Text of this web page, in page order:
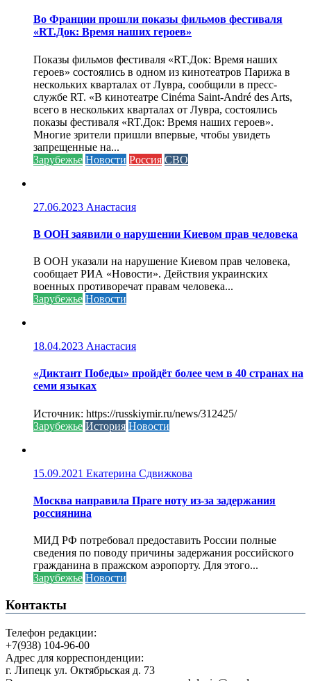
Во Франции прошли показы фильмов фестиваля
«RT.Док: Время наших героев»
Показы фильмов фестиваля «RT.Док: Время наших
героев» состоялись в одном из кинотеатров Парижа в
нескольких кварталах от Лувра, сообщили в пресс-
службе RT. «В кинотеатре Cinéma Saint-André des Arts,
всего в нескольких кварталах от Лувра, состоялись
показы фестиваля «RT.Док: Время наших героев».
Многие зрители пришли впервые, чтобы увидеть
запрещенные на...
Зарубежье Новости Россия СВО
27.06.2023 Анастасия
В ООН заявили о нарушении Киевом прав человека
В ООН указали на нарушение Киевом прав человека,
сообщает РИА «Новости». Действия украинских
военных противоречат правам человека...
Зарубежье Новости
18.04.2023 Анастасия
«Диктант Победы» пройдёт более чем в 40 странах на
семи языках
Источник: https://russkiymir.ru/news/312425/
Зарубежье История Новости
15.09.2021 Екатерина Сдвижкова
Москва направила Праге ноту из-за задержания
россиянина
МИД РФ потребовал предоставить России полные
сведения по поводу причины задержания российского
гражданина в пражском аэропорту. Для этого...
Зарубежье Новости
Контакты
Телефон редакции:
+7(938) 104-96-00
Адрес для корреспонденции:
г. Липецк ул. Октябрьская д. 73